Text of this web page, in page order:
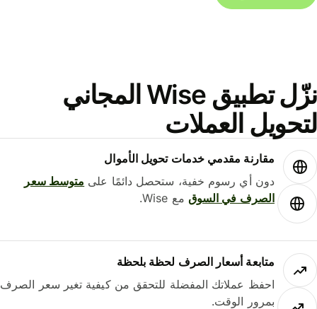
نزّل تطبيق Wise المجاني
العملات
مقارنة مقدمي خدمات تحويل الأموال
دون أي رسوم خفية، ستحصل دائمًا علىمتوسط ​​سعر
الصرف في السوقمع Wise.
متابعة أسعار الصرف لحظة بلحظة
احفظ عملاتك المفضلة للتحقق من كيفية تغير سعر الصرف
بمرور الوقت.